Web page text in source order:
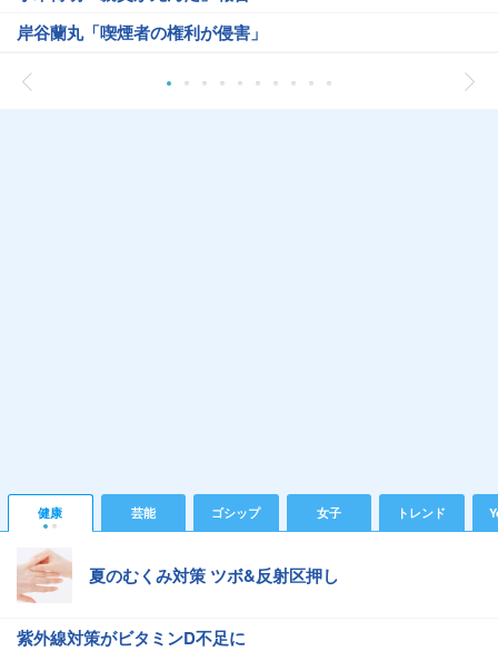
岸谷蘭丸「喫煙者の権利が侵害」
健康 芸能 ゴシップ 女子 トレンド
夏のむくみ対策 ツボ&反射区押し
紫外線対策がビタミンD不足に